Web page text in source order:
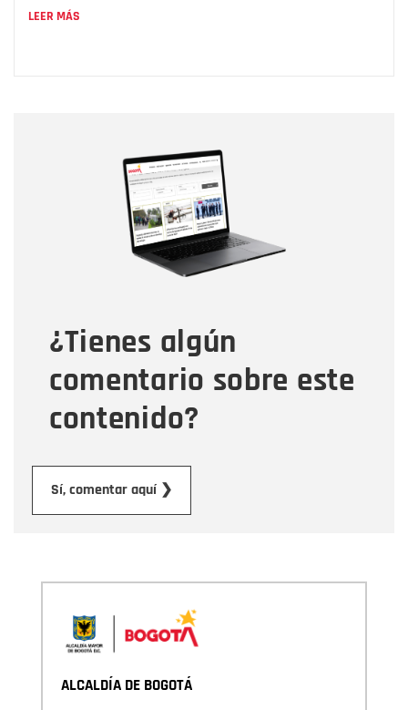
LEER MÁS
¿Tienes algún
comentario sobre este
contenido?
Sí, comentar aquí ❯
Correo electrónico
Tipo de comentario
Mensaje
ALCALDÍA DE BOGOTÁ